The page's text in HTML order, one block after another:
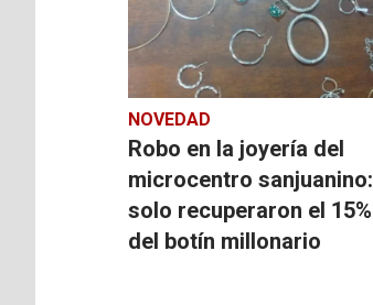
NOVEDAD
Robo en la joyería del
microcentro sanjuanino:
solo recuperaron el 15%
del botín millonario